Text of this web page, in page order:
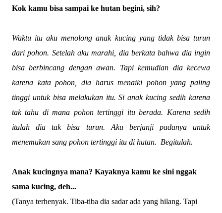
Kok kamu bisa sampai ke hutan begini, sih?
Waktu itu aku menolong anak kucing yang tidak bisa turun
dari pohon. Setelah aku marahi, dia berkata bahwa dia ingin
bisa berbincang dengan awan. Tapi kemudian dia kecewa
karena kata pohon, dia harus menaiki pohon yang paling
tinggi untuk bisa melakukan itu. Si anak kucing sedih karena
tak tahu di mana pohon tertinggi itu berada. Karena sedih
itulah dia tak bisa turun. Aku berjanji padanya untuk
menemukan sang pohon tertinggi itu di hutan. Begitulah.
Anak kucingnya mana? Kayaknya kamu ke sini nggak
sama kucing, deh...
(Tanya terhenyak. Tiba-tiba dia sadar ada yang hilang. Tapi